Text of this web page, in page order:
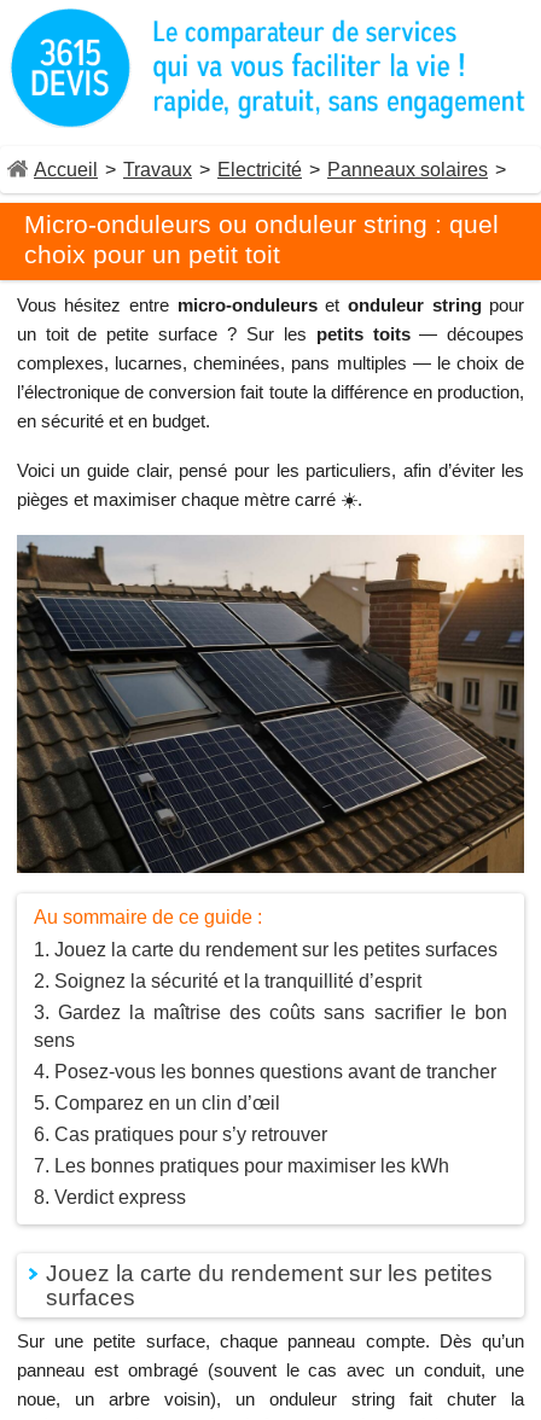
Accueil > Travaux > Electricité > Panneaux solaires >
Micro-onduleurs ou onduleur string : quel
choix pour un petit toit
Vous hésitez entre micro-onduleurset onduleur stringpour
un toit de petite surface ? Sur les petits toits— découpes
complexes, lucarnes, cheminées, pans multiples — le choix de
l’électronique de conversion fait toute la différence en production,
en sécurité et en budget.
Voici un guide clair, pensé pour les particuliers, afin d’éviter les
pièges et maximiser chaque mètre carré ☀️.
Au sommaire de ce guide :
Jouez la carte du rendement sur les petites surfaces
Soignez la sécurité et la tranquillité d’esprit
Gardez la maîtrise des coûts sans sacrifier le bon
sens
Posez-vous les bonnes questions avant de trancher
Comparez en un clin d’œil
Cas pratiques pour s’y retrouver
Les bonnes pratiques pour maximiser les kWh
Verdict express
Jouez la carte du rendement sur les petites
surfaces
Sur une petite surface, chaque panneau compte. Dès qu’un
panneau est ombragé (souvent le cas avec un conduit, une
noue, un arbre voisin), un onduleur string fait chuter la